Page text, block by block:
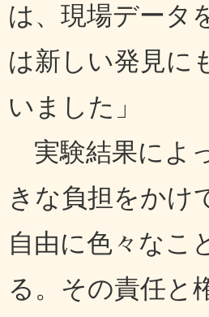
は、現場データ
は新しい発見に
いました」
実験結果によ
きな負担をかけ
自由に色々なこ
る。その責任と